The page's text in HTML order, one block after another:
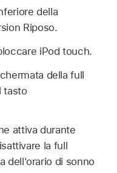
della
Riposo.
iPod touch.
della full
tasto
attiva durante
la full
dell'orario di sonno